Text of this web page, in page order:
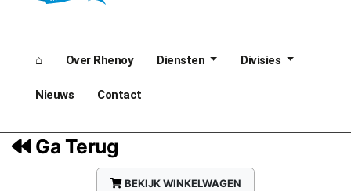
⌂ Over Rhenoy Diensten Divisies
Nieuws Contact
Ga Terug
BEKIJK WINKELWAGEN